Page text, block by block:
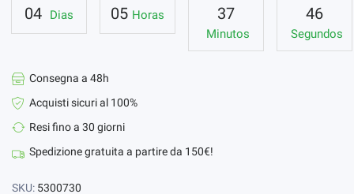
04 Dias 05 Horas 37
Minutos
46
Segundos
Consegna a 48h
Acquisti sicuri al 100%
Resi fino a 30 giorni
Spedizione gratuita a partire da 150€!
SKU: 5300730